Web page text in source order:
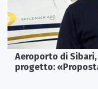
Aeroporto di Sibari,
progetto: